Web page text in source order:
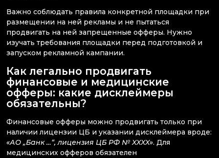
Важно соблюдать правила конкретной площадки при
размещении на ней рекламы и не пытаться
продвигать на ней запрещенные офферы. Нужно
изучать требования площадки перед подготовкой и
запуском рекламной кампании.
Как легально продвигать
финансовые и медицинские
офферы: какие дисклеймеры
обязательны?
Финансовые офферы можно продвигать только при
наличии лицензии ЦБ и указании дисклеймера вроде:
«АО „Банк …“, лицензия ЦБ РФ № XXXX». Для
медицинских офферов обязателен